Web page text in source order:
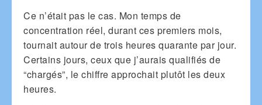
Ce n’était pas le cas. Mon temps de
concentration réel, durant ces premiers mois,
tournait autour de trois heures quarante par jour.
Certains jours, ceux que j’aurais qualifiés de
“chargés”, le chiffre approchait plutôt les deux
heures.